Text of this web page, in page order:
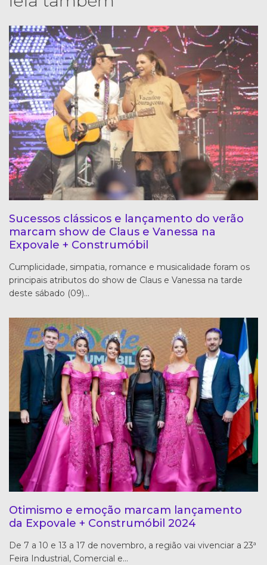
Sucessos clássicos e lançamento do verão
marcam show de Claus e Vanessa na
Expovale + Construmóbil
Cumplicidade, simpatia, romance e musicalidade foram os
principais atributos do show de Claus e Vanessa na tarde
deste sábado (09)…
Otimismo e emoção marcam lançamento
da Expovale + Construmóbil 2024
De 7 a 10 e 13 a 17 de novembro, a região vai vivenciar a 23ª
Feira Industrial, Comercial e…